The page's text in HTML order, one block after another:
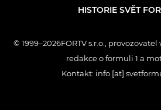
HISTORIE SVĚT
© 1999–2026FORTV s.r.o.,
redakce o formuli 1 a
Kontakt: info [at]